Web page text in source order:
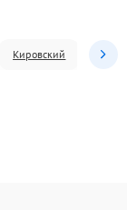
Кировский